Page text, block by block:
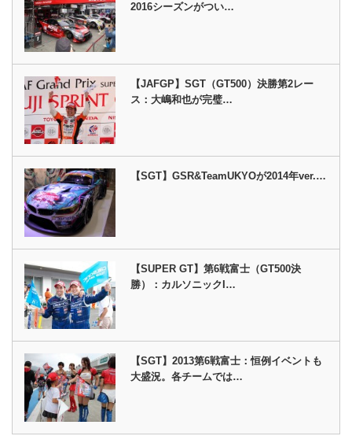
2016シーズンがつい…
【JAFGP】SGT（GT500）決勝第2レー
ス：大嶋和也が完璧…
【SGT】GSR&TeamUKYOが2014年ver.…
【SUPER GT】第6戦富士（GT500決
勝）：カルソニックI…
【SGT】2013第6戦富士：恒例イベントも
大盛況。各チームでは…